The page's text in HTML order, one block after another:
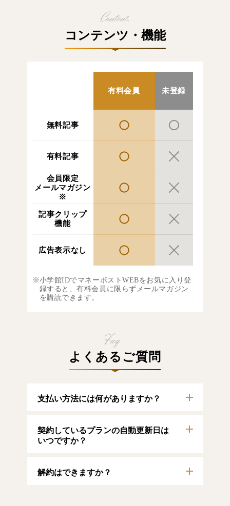
コンテンツ・機能
有料会員 未登録
無料記事
有料記事
会員限定
メールマガジン
※
記事クリップ
機能
広告表示なし
小学館IDでマネーポストWEBをお気に入り登
録すると、有料会員に限らずメールマガジン
を購読できます。
よくあるご質問
支払い方法には何がありますか？
す。
【クレジットカード】
契約しているプランの自動更新日は
いつですか？
ンのご利用期間は、マイページにてご確認い
解約はできますか？